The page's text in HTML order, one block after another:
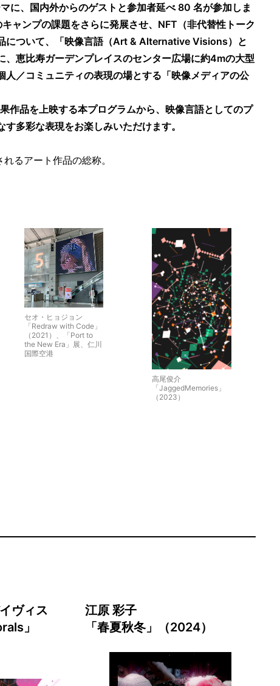
に、国内外からのゲストと参加者延べ 80 名が参加しま
ャンプの課題をさらに発展させ、NFT（⾮代替性トーク
について、「映像⾔語（Art & Alternative Visions）と
恵比寿ガーデンプレイスのセンター広場に約4mの⼤型
／コミュニティの表現の場とする「映像メディアの公
作品を上映する本プログラムから、映像⾔語としてのプ
多彩な表現をお楽しみいただけます。
るアート作品の総称。
セオ・ヒョジョン
「Redraw with Code」
（2021）、「Port to
the New Era」展、仁川
国際空港
高尾俊介
「JaggedMemories」
（2023）
ヴィス
」
江原 彩子
「春夏秋冬」
（2024）